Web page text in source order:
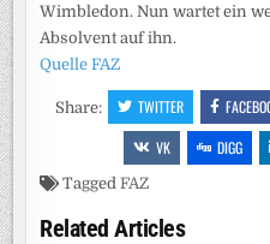
Wimbledon. Nun wartet ein
Absolvent auf ihn.
Quelle FAZ
Share: TWITTER
VK
DIGG
TaggedFAZ
Related Articles